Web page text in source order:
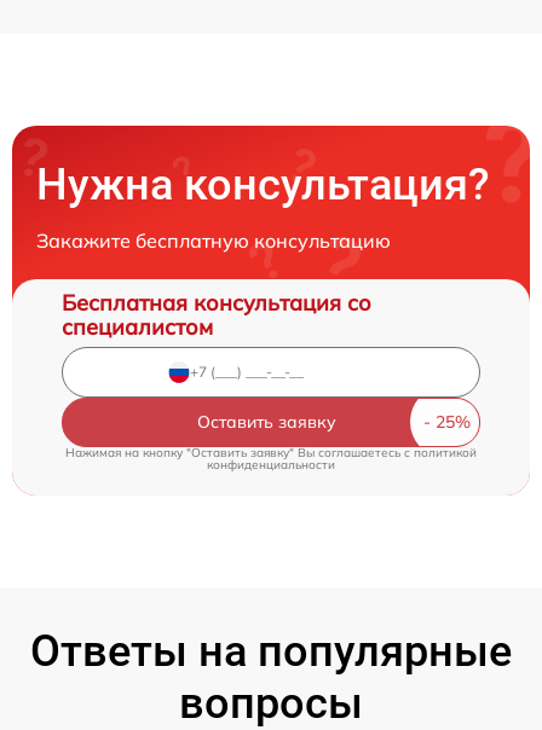
Нужна консультация?
Закажите бесплатную консультацию
Бесплатная консультация со
специалистом
Оставить заявку
Нажимая на кнопку "Оставить заявку" Вы соглашаетесь cполитикой
конфиденциальности
Ответы на популярные
вопросы